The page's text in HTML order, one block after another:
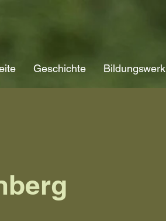
Geschichte Bildungswerk